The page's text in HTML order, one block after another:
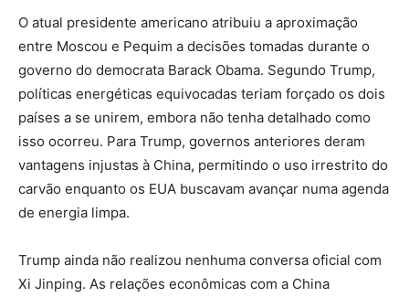
O atual presidente americano atribuiu a aproximação
entre Moscou e Pequim a decisões tomadas durante o
governo do democrata Barack Obama. Segundo Trump,
políticas energéticas equivocadas teriam forçado os dois
países a se unirem, embora não tenha detalhado como
isso ocorreu. Para Trump, governos anteriores deram
vantagens injustas à China, permitindo o uso irrestrito do
carvão enquanto os EUA buscavam avançar numa agenda
de energia limpa.
Trump ainda não realizou nenhuma conversa oficial com
Xi Jinping. As relações econômicas com a China